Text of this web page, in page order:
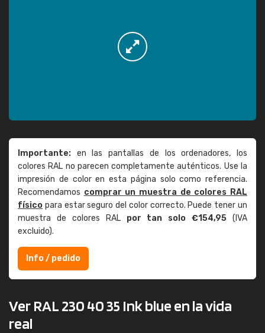
Importante: en las pantallas de los ordenadores, los
colores RAL no parecen completamente auténticos. Use la
impresión de color en esta página solo como referencia.
Recomendamos comprar un muestra de colores RAL
físico para estar seguro del color correcto. Puede tener un
muestra de colores RAL por tan solo €154,95 (IVA
excluido).
Info / pedido
Ver RAL 230 40 35 Ink blue en la vida
real